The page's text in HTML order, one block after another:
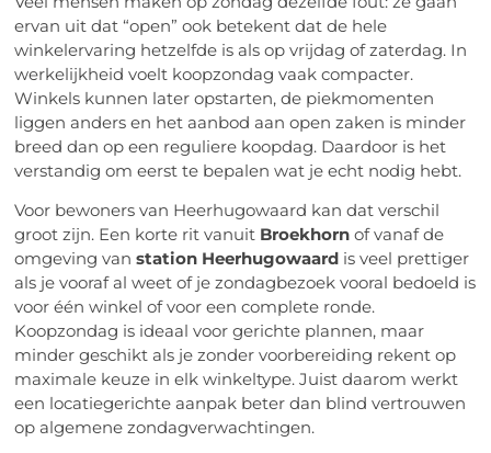
ervan uit dat “open” ook betekent dat de hele
winkelervaring hetzelfde is als op vrijdag of zaterdag. In
werkelijkheid voelt koopzondag vaak compacter.
Winkels kunnen later opstarten, de piekmomenten
liggen anders en het aanbod aan open zaken is minder
breed dan op een reguliere koopdag. Daardoor is het
verstandig om eerst te bepalen wat je echt nodig hebt.
Voor bewoners van Heerhugowaard kan dat verschil
groot zijn. Een korte rit vanuit Broekhorn of vanaf de
omgeving vanstation Heerhugowaard is veel prettiger
als je vooraf al weet of je zondagbezoek vooral bedoeld is
voor één winkel of voor een complete ronde.
Koopzondag is ideaal voor gerichte plannen, maar
minder geschikt als je zonder voorbereiding rekent op
maximale keuze in elk winkeltype. Juist daarom werkt
een locatiegerichte aanpak beter dan blind vertrouwen
op algemene zondagverwachtingen.